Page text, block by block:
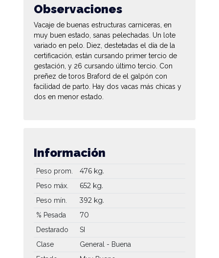
Observaciones
Vacaje de buenas estructuras carniceras, en
muy buen estado, sanas pelechadas. Un lote
variado en pelo. Diez, destetadas el día de la
certificación, están cursando primer tercio de
gestación, y 26 cursando último tercio. Con
preñez de toros Braford de el galpón con
facilidad de parto. Hay dos vacas más chicas y
dos en menor estado.
Información
Peso prom. 476 kg.
Peso máx. 652 kg.
Peso mín. 392 kg.
% Pesada 70
Destarado
SI
Clase
General - Buena